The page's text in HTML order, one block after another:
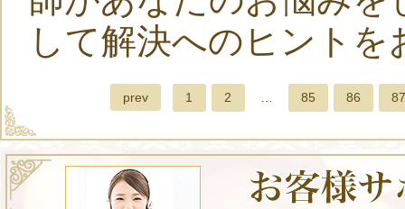
して解決へのヒントを
prev 1 2 … 85 86 87